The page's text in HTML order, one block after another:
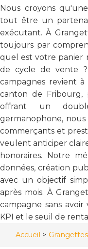
Nous croyons
tout être un
exécutant. À
toujours par
quel est votre panier
de cycle de vente ?
campagnes revient à
canton de
offrant un
germanophone, nous
commerçants et
veulent anticiper
honoraires. Notre
données, création
avec un objectif
après mois. À
campagne sans avoir
KPI et le seuil de
Accueil > Grangettes